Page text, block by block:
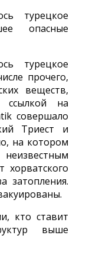
турецкое
опасные
турецкое
прочего,
веществ,
ссылкой на
совершало
Триест и
на котором
хорватского
затопления.
кто ставит
выше